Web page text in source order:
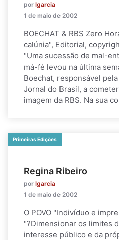
por lgarcia
1 de maio de 2002
BOECHAT & RBS Zero
calúnia", Editorial,
"Uma sucessão de mal-
má-fé levou na última
Boechat, responsável
Jornal do Brasil, a
imagem da RBS. Na sua
Primeiras Edições
Regina Ribeiro
por lgarcia
1 de maio de 2002
O POVO "Indivíduo e
"?Dimensionar os limites
interesse público e da